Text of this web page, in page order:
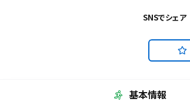
SNSでシェア
基本情報